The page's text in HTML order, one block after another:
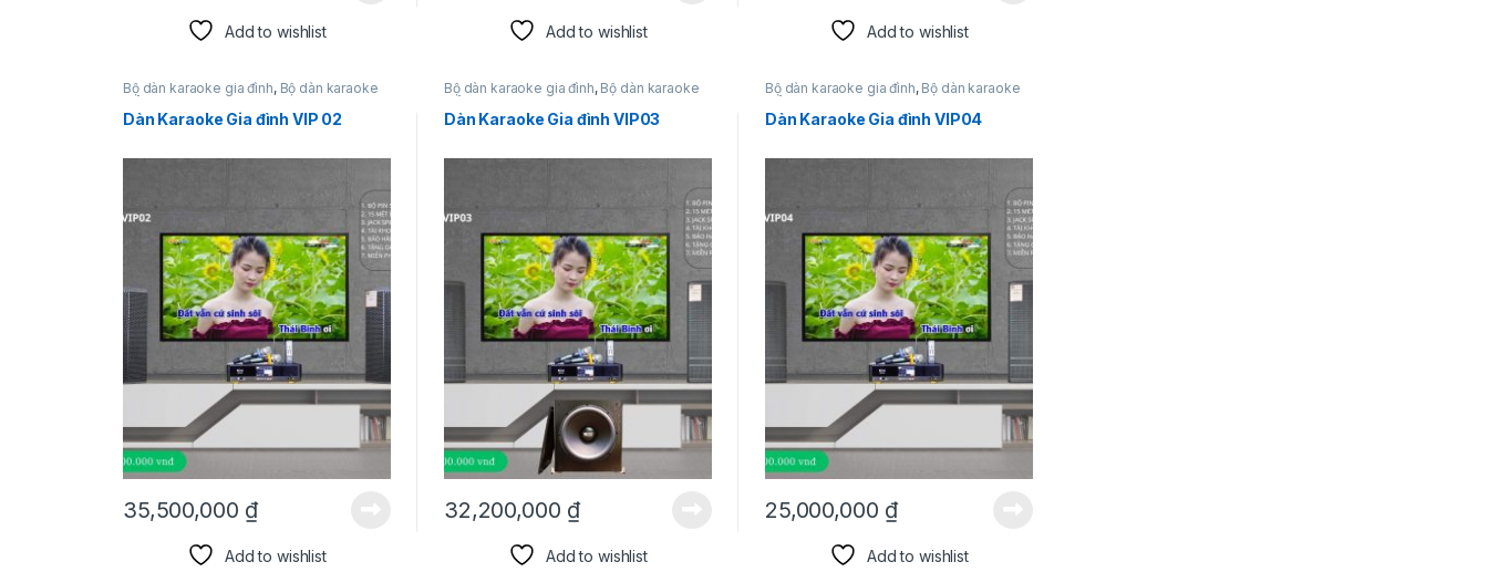
Add to wishlist Add to wishlist Add to wishlist
Bộ dàn karaoke gia đình, Bộ dàn karaoke
siêu hot
Dàn Karaoke Gia đình VIP 02
35,500,000 ₫
Add to wishlist
Bộ dàn karaoke gia đình, Bộ dàn karaoke
siêu hot
Dàn Karaoke Gia đình VIP03
32,200,000 ₫
Add to wishlist
Bộ dàn karaoke gia đình, Bộ dàn karaoke
siêu hot
Dàn Karaoke Gia đình VIP04
25,000,000 ₫
Add to wishlist